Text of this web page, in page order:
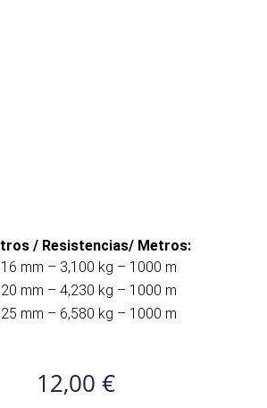
/ Resistencias/ Metros:
mm – 3,100 kg – 1000 m
mm – 4,230 kg – 1000 m
mm – 6,580 kg – 1000 m
12,00 €